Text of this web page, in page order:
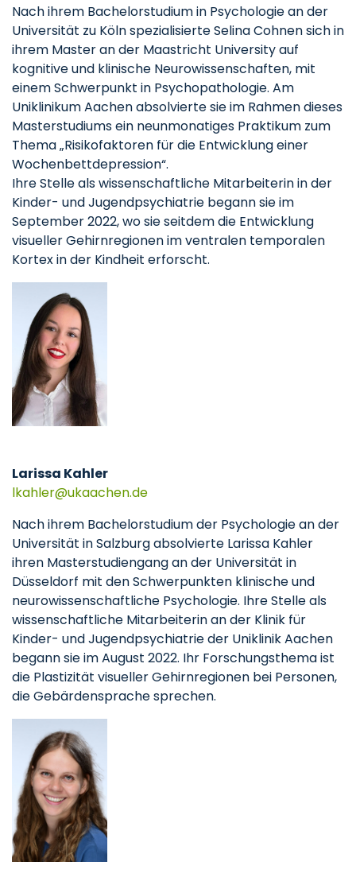
Nach ihrem Bachelorstudium in Psychologie an der
Universität zu Köln spezialisierte Selina Cohnen sich in
ihrem Master an der Maastricht University auf
kognitive und klinische Neurowissenschaften, mit
einem Schwerpunkt in Psychopathologie. Am
Uniklinikum Aachen absolvierte sie im Rahmen dieses
Masterstudiums ein neunmonatiges Praktikum zum
Thema „Risikofaktoren für die Entwicklung einer
Wochenbettdepression“.
Ihre Stelle als wissenschaftliche Mitarbeiterin in der
Kinder- und Jugendpsychiatrie begann sie im
September 2022, wo sie seitdem die Entwicklung
visueller Gehirnregionen im ventralen temporalen
Kortex in der Kindheit erforscht.
Larissa Kahler
lkahler
ukaachende
Nach ihrem Bachelorstudium der Psychologie an der
Universität in Salzburg absolvierte Larissa Kahler
ihren Masterstudiengang an der Universität in
Düsseldorf mit den Schwerpunkten klinische und
neurowissenschaftliche Psychologie. Ihre Stelle als
wissenschaftliche Mitarbeiterin an der Klinik für
Kinder- und Jugendpsychiatrie der Uniklinik Aachen
begann sie im August 2022. Ihr Forschungsthema ist
die Plastizität visueller Gehirnregionen bei Personen,
die Gebärdensprache sprechen.